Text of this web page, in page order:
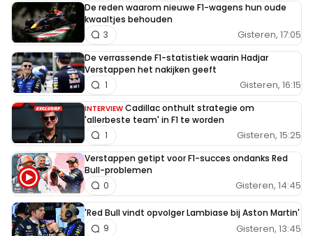
De reden waarom nieuwe F1-wagens hun oude
kwaaltjes behouden
Gisteren, 17:05
3
De verrassende F1-statistiek waarin Hadjar
Verstappen het nakijken geeft
Gisteren, 16:15
1
INTERVIEW Cadillac onthult strategie om
'allerbeste team' in F1 te worden
Gisteren, 15:25
1
Verstappen getipt voor F1-succes ondanks Red
Bull-problemen
Gisteren, 14:45
0
'Red Bull vindt opvolger Lambiase bij Aston Martin'
Gisteren, 13:45
9